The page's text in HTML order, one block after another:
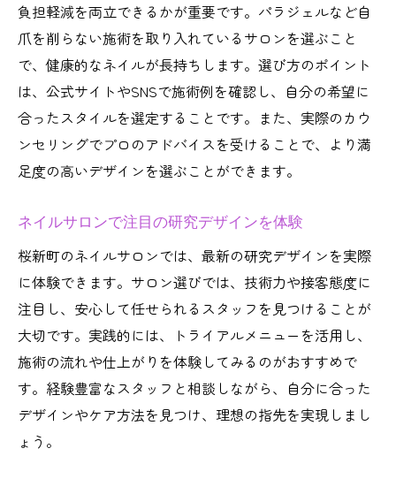
負担軽減を両立できるかが重要です。パラジェルなど自
爪を削らない施術を取り入れているサロンを選ぶこと
で、健康的なネイルが長持ちします。選び方のポイント
は、公式サイトやSNSで施術例を確認し、自分の希望に
合ったスタイルを選定することです。また、実際のカウ
ンセリングでプロのアドバイスを受けることで、より満
足度の高いデザインを選ぶことができます。
ネイルサロンで注目の研究デザインを体験
桜新町のネイルサロンでは、最新の研究デザインを実際
に体験できます。サロン選びでは、技術力や接客態度に
注目し、安心して任せられるスタッフを見つけることが
大切です。実践的には、トライアルメニューを活用し、
施術の流れや仕上がりを体験してみるのがおすすめで
す。経験豊富なスタッフと相談しながら、自分に合った
デザインやケア方法を見つけ、理想の指先を実現しまし
ょう。